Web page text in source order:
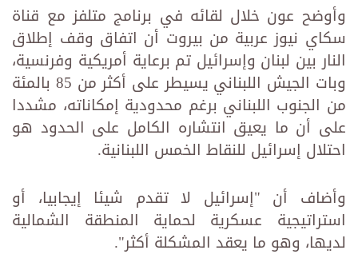
وأوضح عون خلال لقائه في برنامج متلفز مع قناة
سكاي نيوز عربية من بيروت أن اتفاق وقف إطلاق
النار بين لبنان وإسرائيل تم برعاية أمريكية وفرنسية،
وبات الجيش اللبناني يسيطر على أكثر من 85 بالمئة
من الجنوب اللبناني برغم محدودية إمكاناته، مشددا
على أن ما يعيق انتشاره الكامل على الحدود هو
احتلال إسرائيل للنقاط الخمس اللبنانية.
وأضاف أن "إسرائيل لا تقدم شيئا إيجابيا، أو
استراتيجية عسكرية لحماية المنطقة الشمالية
لديها، وهو ما يعقد المشكلة أكثر".